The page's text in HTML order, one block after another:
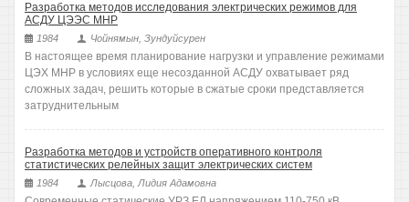
Разработка методов исследования электрических режимов для
АСДУ ЦЭЭС МНР
1984 Чойнямын, Зундуйсурен
В настоящее время планирование нагрузки и управление режимами
ЦЭХ МНР в условиях еще несозданной АСДУ охватывает ряд
сложных задач, решить которые в сжатые сроки представляется
затруднительным
Разработка методов и устройств оперативного контроля
статистических релейных защит электрических систем
1984 Лысцова, Лидия Адамовна